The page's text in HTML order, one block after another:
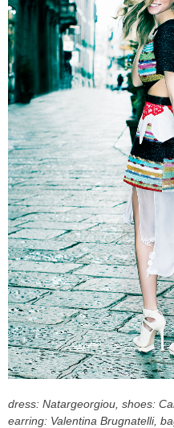
TRAVEL
PARTIES
CELEB
VIDEO
PRESS
CONTACT
ABOUT
ARCHIVES
CONTACT
HOME
dress: Natargeorgiou, shoes:
earring: Valentina Brugnatelli,